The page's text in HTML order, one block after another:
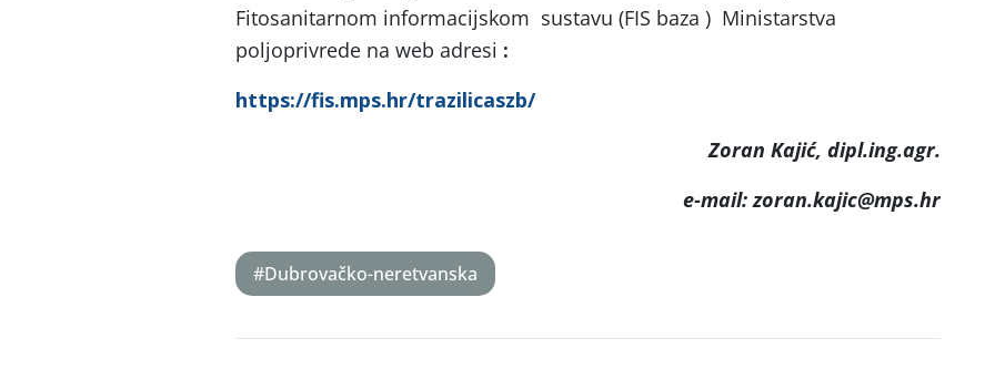
Fitosanitarnom informacijskom sustavu (FIS baza ) Ministarstva
poljoprivrede na web adresi :
https://fis.mps.hr/trazilicaszb/
Zoran Kajić, dipl.ing.agr.
e-mail: zoran.kajic@mps.hr
#Dubrovačko-neretvanska